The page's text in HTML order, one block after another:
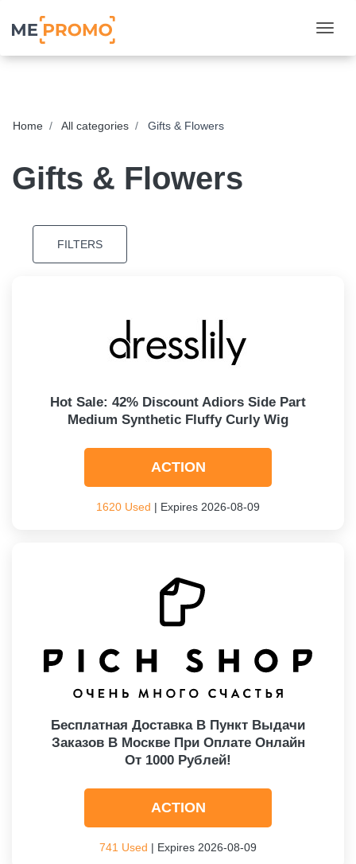
Home All categories Gifts & Flowers
Gifts & Flowers
FILTERS
Hot Sale: 42% Discount Adiors Side Part
Medium Synthetic Fluffy Curly Wig
ACTION
1620 Used | Expires 2026-08-09
Бесплатная Доставка В Пункт Выдачи
Заказов В Москве При Оплате Онлайн
От 1000 Рублей!
ACTION
741 Used | Expires 2026-08-09